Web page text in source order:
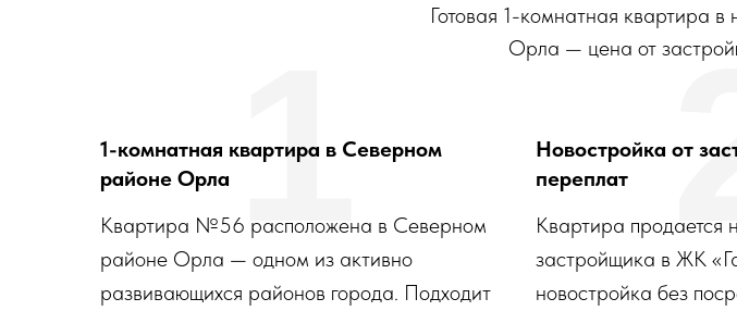
Готовая 1-комнатная квартира
Орла — цена от
1-комнатная квартира в Северном
районе Орла
Квартира №56 расположена в Северном
районе Орла — одном из активно
развивающихся районов города. Подходит
1
Новостройка от
переплат
Квартира продается
застройщика в ЖК
новостройка без